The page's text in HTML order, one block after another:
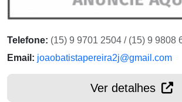
Telefone: (15) 9 9701 2504 / (15) 9 9808
Email: joaobatistapereira2j@gmail.com
Ver detalhes